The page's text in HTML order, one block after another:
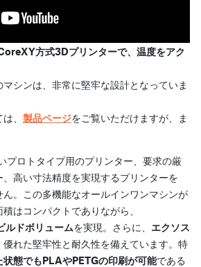
方式3Dプリンターで、温度をアク
シンは、非常に堅牢な設計となっていま
、 製品ページをご覧いただけますが、ま
プロトタイプ用のプリンター、要求の厳
高い寸法精度を実現するプリンターを
。この多機能なオールインワンマシンが
はコンパクトでありながら、
ドボリュームを実現。さらに、 エクソス
優れた堅牢性と耐久性を備えています。特
状態でもPLAやPETGの印刷が可能である